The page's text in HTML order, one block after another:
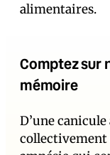
alimentaires.
Comptez sur
mémoire
D’une
collectivement